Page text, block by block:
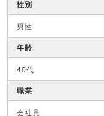
性別
男性
年齢
40代
職業
会社員